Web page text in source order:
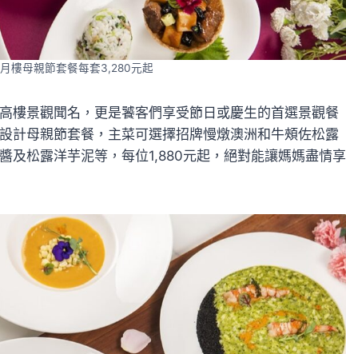
月樓母親節套餐每套3,280元起
樓景觀聞名，更是饕客們享受節日或慶生的首選景觀餐
計母親節套餐，主菜可選擇招牌慢燉澳洲和牛頰佐松露
及松露洋芋泥等，每位1,880元起，絕對能讓媽媽盡情享